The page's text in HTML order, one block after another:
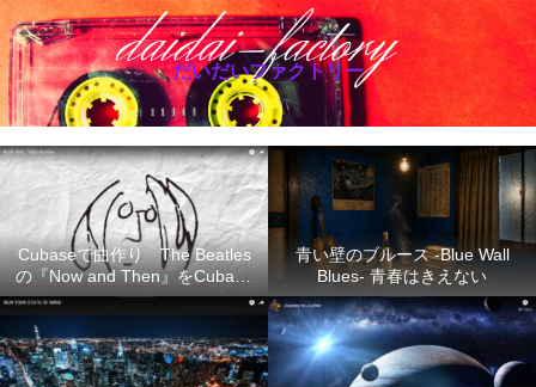
だいだいファクトリー
Cubaseで曲作り The Beatles
の『Now and Then』をCubase
で再現
青い壁のブルース -Blue Wall
Blues- 青春はきえない